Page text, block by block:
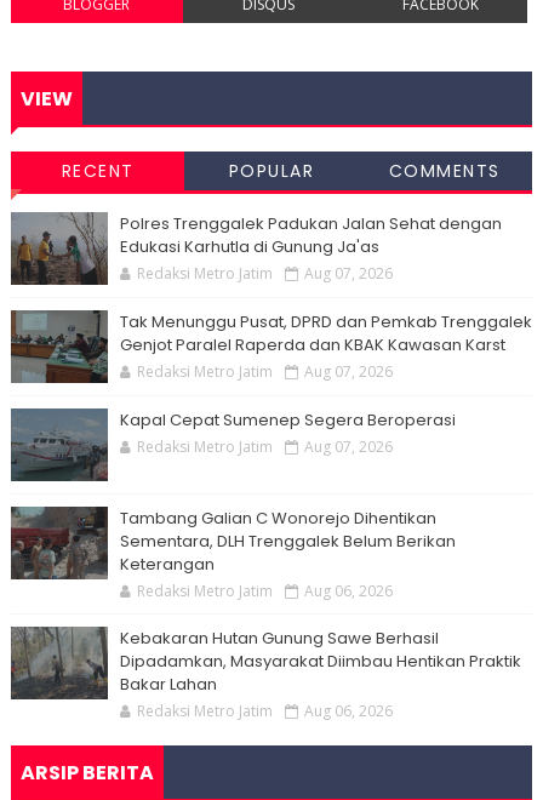
BLOGGER DISQUS FACEBOOK
VIEW
RECENT POPULAR COMMENTS
Polres Trenggalek Padukan Jalan Sehat dengan
Edukasi Karhutla di Gunung Ja'as
Redaksi Metro Jatim Aug 07, 2026
Tak Menunggu Pusat, DPRD dan Pemkab Trenggalek
Genjot Paralel Raperda dan KBAK Kawasan Karst
Redaksi Metro Jatim Aug 07, 2026
Kapal Cepat Sumenep Segera Beroperasi
Redaksi Metro Jatim Aug 07, 2026
Tambang Galian C Wonorejo Dihentikan
Sementara, DLH Trenggalek Belum Berikan
Keterangan
Redaksi Metro Jatim Aug 06, 2026
Kebakaran Hutan Gunung Sawe Berhasil
Dipadamkan, Masyarakat Diimbau Hentikan Praktik
Bakar Lahan
Redaksi Metro Jatim Aug 06, 2026
ARSIP BERITA